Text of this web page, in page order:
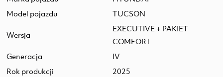
Model pojazdu
TUCSON
Wersja
EXECUTIVE + PAKIET
COMFORT
Generacja
IV
Rok produkcji
2025